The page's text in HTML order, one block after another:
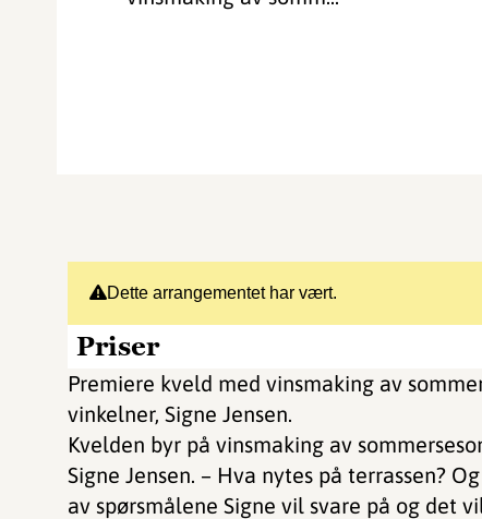
Dette arrangementet har vært.
Priser
Premiere kveld med vinsmaking av
vinkelner, Signe Jensen.
Kvelden byr på vinsmaking av
Signe Jensen. – Hva nytes på terrassen?
av spørsmålene Signe vil svare på og det